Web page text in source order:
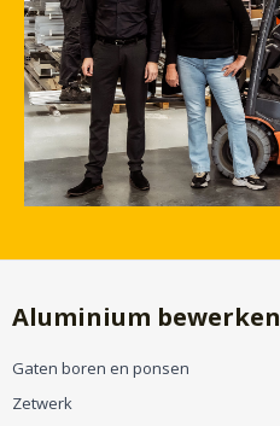
Aluminium bewerken
Gaten boren en ponsen
Zetwerk